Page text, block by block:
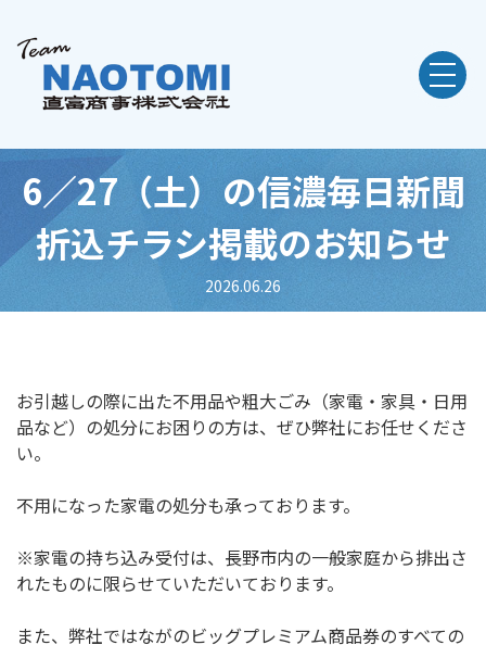
6／27（土）の信濃毎日新聞
折込チラシ掲載のお知らせ
2026.06.26
お引越しの際に出た不用品や粗大ごみ（家電・家具・日用
品など）の処分にお困りの方は、ぜひ弊社にお任せくださ
い。
不用になった家電の処分も承っております。
※家電の持ち込み受付は、長野市内の一般家庭から排出さ
れたものに限らせていただいております。
また、弊社ではながのビッグプレミアム商品券のすべての